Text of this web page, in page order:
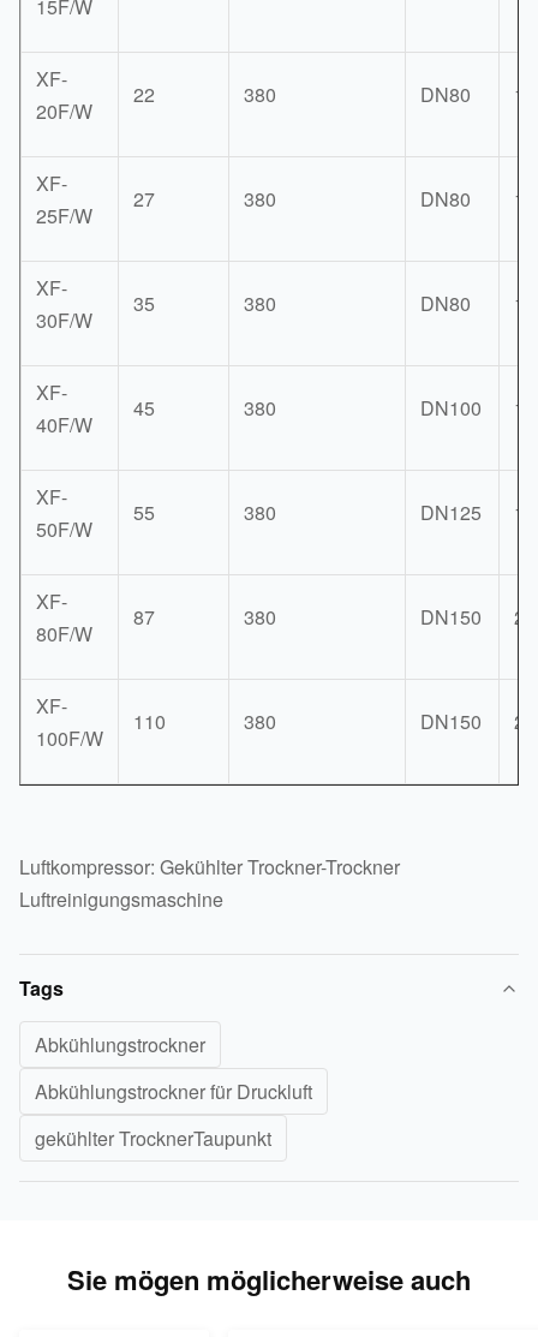
15F/W
XF-
20F/W
22 380 DN80
XF-
25F/W
27 380 DN80
XF-
30F/W
35 380 DN80
XF-
40F/W
45 380 DN100
XF-
50F/W
55 380 DN125
XF-
80F/W
87 380 DN150
XF-
100F/W
110 380 DN150
Luftkompressor: Gekühlter Trockner-Trockner
Luftreinigungsmaschine
Tags
Abkühlungstrockner
Abkühlungstrockner für Druckluft
gekühlter TrocknerTaupunkt
Sie mögen möglicherweise auch